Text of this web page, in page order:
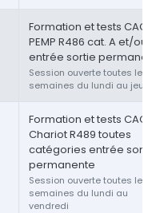
Formation et tests CACES®
PEMP R486 cat. A et/ou B
entrée sortie permanente
Session ouverte toutes les
semaines du lundi au jeudi
Formation et tests CACES®
Chariot R489 toutes
catégories entrée sortie
permanente
Session ouverte toutes les
semaines du lundi au
vendredi